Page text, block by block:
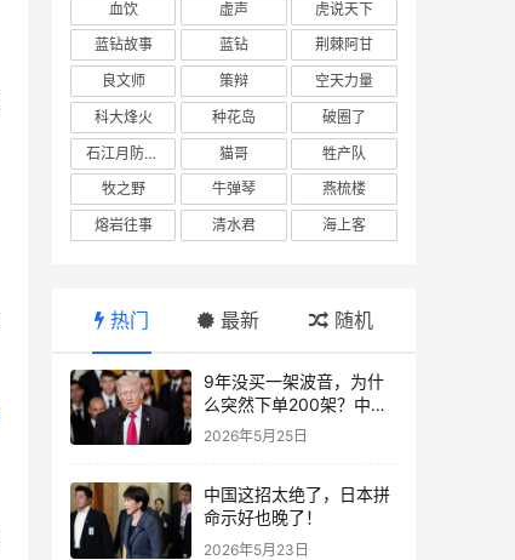
血饮
虚声
虎说天下
蓝钻故事
蓝钻
荆棘阿甘
良文师
策辩
空天力量
科大烽火
种花岛
破圈了
石江月防务观察
猫哥
牲产队
牧之野
牛弹琴
燕梳楼
熔岩往事
清水君 海上客
热门 最新 随机
9年没买一架波音，为什
么突然下单200架？中国
这步棋，看懂的人不多
2026年5月25日
中国这招太绝了，日本拼
命示好也晚了！
2026年5月23日